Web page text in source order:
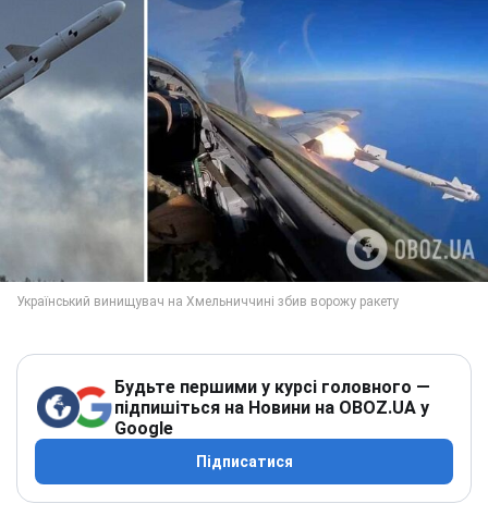
Будьте першими у курсі головного —
підпишіться на Новини на OBOZ.UA у
Google
Підписатися